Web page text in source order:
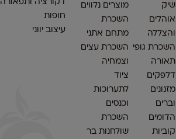
שיק
אוהלים
והצללה
השכרת גופי
תאורה
דלפקים
מזנונים
וברים
הדומים
קוביות
מוצרים נלווים
השכרת
מתחם אתני
השכרת עצים
וצמחיה
ציוד
לתערוכות
וכנסים
השכרת
שולחנות בר
דקורציה ותפאורה
חופות
עיצוב יווני